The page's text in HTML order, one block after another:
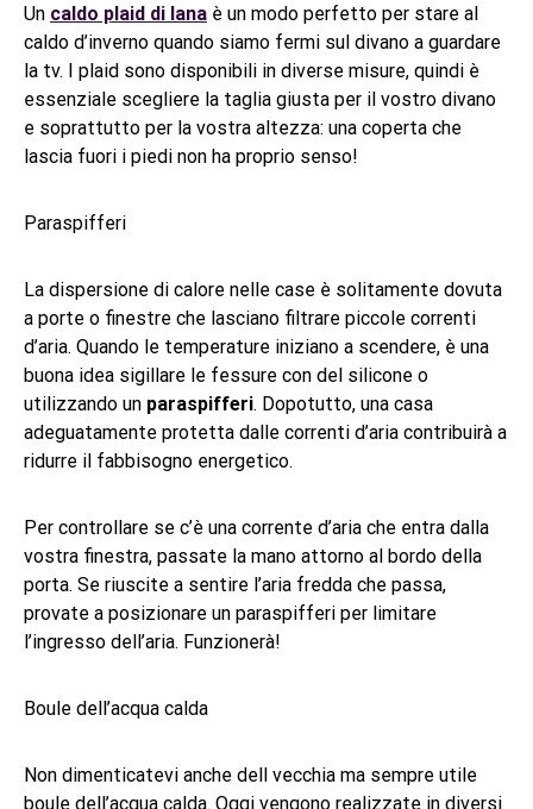
Un caldo plaid di lana è un modo perfetto per stare al
caldo d’inverno quando siamo fermi sul divano a guardare
la tv. I plaid sono disponibili in diverse misure, quindi è
essenziale scegliere la taglia giusta per il vostro divano
e soprattutto per la vostra altezza: una coperta che
lascia fuori i piedi non ha proprio senso!
Paraspifferi
La dispersione di calore nelle case è solitamente dovuta
a porte o finestre che lasciano filtrare piccole correnti
d’aria. Quando le temperature iniziano a scendere, è una
buona idea sigillare le fessure con del silicone o
utilizzando un paraspifferi. Dopotutto, una casa
adeguatamente protetta dalle correnti d’aria contribuirà a
ridurre il fabbisogno energetico.
Per controllare se c’è una corrente d’aria che entra dalla
vostra finestra, passate la mano attorno al bordo della
porta. Se riuscite a sentire l’aria fredda che passa,
provate a posizionare un paraspifferi per limitare
l’ingresso dell’aria. Funzionerà!
Boule dell’acqua calda
Non dimenticatevi anche dell vecchia ma sempre utile
boule dell’acqua calda. Oggi vengono realizzate in diversi